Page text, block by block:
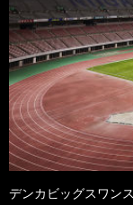
デンカビッグスワン